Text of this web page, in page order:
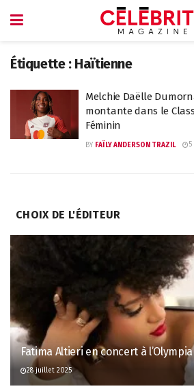
Étiquette : Haïtienne
Melchie Daëlle
montante dans le
Féminin
BY FAÏLY ANDERSON TRAZIL
CHOIX DE L'ÉDITEUR
Fatima Altieri en concert à l’Olympia
28 juillet 2025